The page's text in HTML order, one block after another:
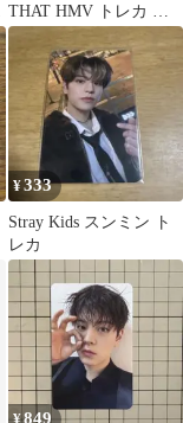
THAT HMV トレカ ス
ンミン
¥333
Stray Kids スンミン ト
レカ
849